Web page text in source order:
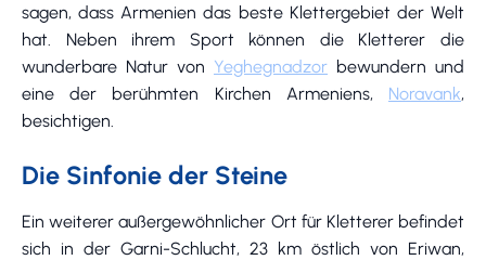
sagen, dass Armenien das beste Klettergebiet der Welt
hat. Neben ihrem Sport können die Kletterer die
wunderbare Natur von Yeghegnadzor bewundern und
eine der berühmten Kirchen Armeniens, Noravank,
besichtigen.
Die Sinfonie der Steine
Ein weiterer außergewöhnlicher Ort für Kletterer befindet
sich in der Garni-Schlucht, 23 km östlich von Eriwan,